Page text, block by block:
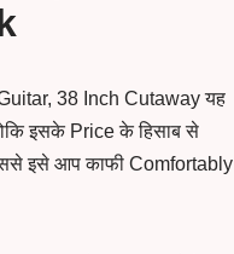
38 Inch Cutaway यह
इसके Price के हिसाब से
इसे आप काफी Comfortably